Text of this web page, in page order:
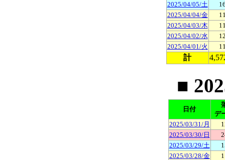
2025/04/05/土
2025/04/04/金
2025/04/03/木
2025/04/02/水
2025/04/01/火
計
■
日付
デ
2025/03/31/月
2025/03/30/日
2025/03/29/土
2025/03/28/金